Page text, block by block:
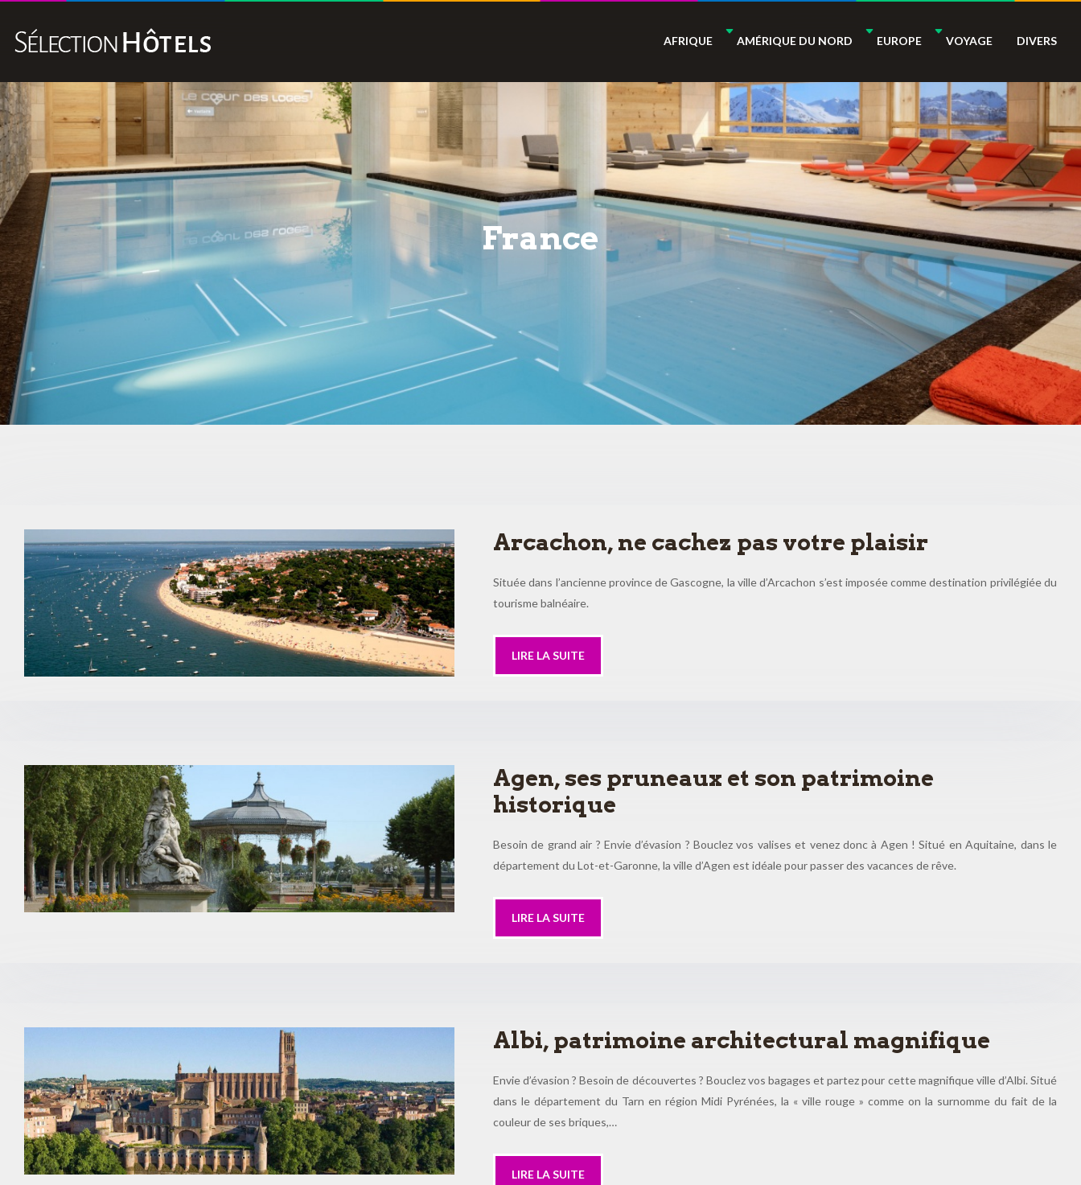
AFRIQUE AMÉRIQUE DU NORD EUROPE VOYAGE DIVERS
France
Arcachon, ne cachez pas votre plaisir
Située dans l’ancienne province de Gascogne, la ville d’Arcachon s’est imposée comme destination privilégiée du
tourisme balnéaire.
LIRE LA SUITE
Agen, ses pruneaux et son patrimoine
historique
Besoin de grand air ? Envie d’évasion ? Bouclez vos valises et venez donc à Agen ! Situé en Aquitaine, dans le
département du Lot-et-Garonne, la ville d’Agen est idéale pour passer des vacances de rêve.
LIRE LA SUITE
Albi, patrimoine architectural magnifique
Envie d’évasion ? Besoin de découvertes ? Bouclez vos bagages et partez pour cette magnifique ville d’Albi. Situé
dans le département du Tarn en région Midi Pyrénées, la « ville rouge » comme on la surnomme du fait de la
couleur de ses briques,…
LIRE LA SUITE